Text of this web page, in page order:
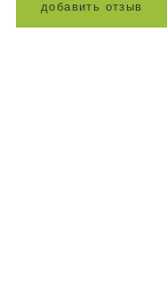
добавит ь отз ыв